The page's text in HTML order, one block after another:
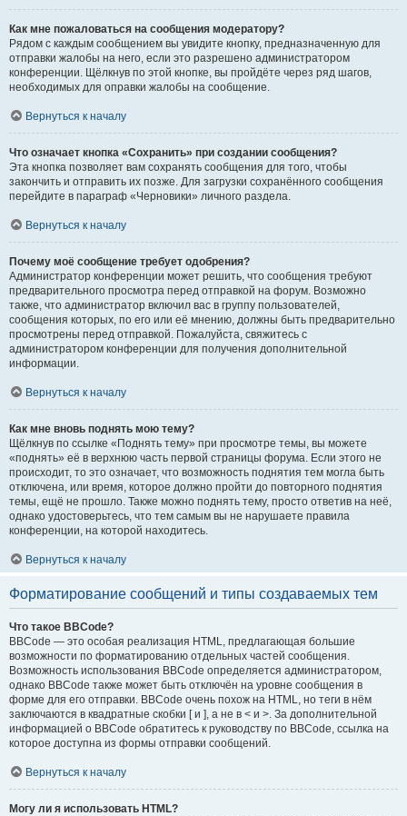
Как мне пожаловаться на сообщения модератору?
Рядом с каждым сообщением вы увидите кнопку, предназначенную для
отправки жалобы на него, если это разрешено администратором
конференции. Щёлкнув по этой кнопке, вы пройдёте через ряд шагов,
необходимых для оправки жалобы на сообщение.
Вернуться к началу
Что означает кнопка «Сохранить» при создании сообщения?
Эта кнопка позволяет вам сохранять сообщения для того, чтобы
закончить и отправить их позже. Для загрузки сохранённого сообщения
перейдите в параграф «Черновики» личного раздела.
Вернуться к началу
Почему моё сообщение требует одобрения?
Администратор конференции может решить, что сообщения требуют
предварительного просмотра перед отправкой на форум. Возможно
также, что администратор включил вас в группу пользователей,
сообщения которых, по его или её мнению, должны быть предварительно
просмотрены перед отправкой. Пожалуйста, свяжитесь с
администратором конференции для получения дополнительной
информации.
Вернуться к началу
Как мне вновь поднять мою тему?
Щёлкнув по ссылке «Поднять тему» при просмотре темы, вы можете
«поднять» её в верхнюю часть первой страницы форума. Если этого не
происходит, то это означает, что возможность поднятия тем могла быть
отключена, или время, которое должно пройти до повторного поднятия
темы, ещё не прошло. Также можно поднять тему, просто ответив на неё,
однако удостоверьтесь, что тем самым вы не нарушаете правила
конференции, на которой находитесь.
Вернуться к началу
Форматирование сообщений и типы создаваемых тем
Что такое BBCode?
BBCode — это особая реализация HTML, предлагающая большие
возможности по форматированию отдельных частей сообщения.
Возможность использования BBCode определяется администратором,
однако BBCode также может быть отключён на уровне сообщения в
форме для его отправки. BBCode очень похож на HTML, но теги в нём
заключаются в квадратные скобки [ и ], а не в < и >. За дополнительной
информацией о BBCode обратитесь к руководству по BBCode, ссылка на
которое доступна из формы отправки сообщений.
Вернуться к началу
Могу ли я использовать HTML?